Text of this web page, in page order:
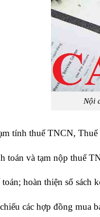
Nội
tính thuế TNCN,
toán và tạm nộp thuế
hoàn thiện sổ sách
các hợp đồng mua